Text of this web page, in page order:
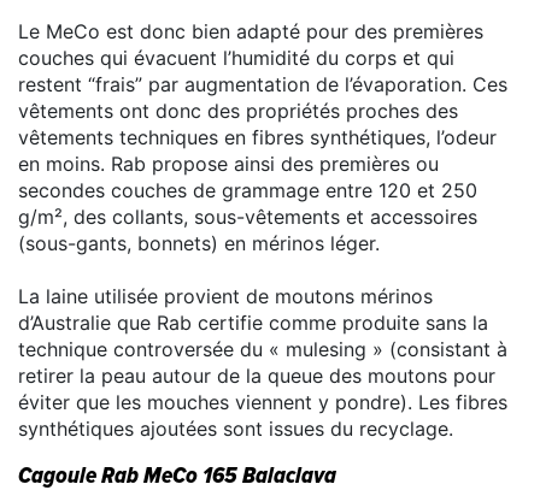
Le MeCo est donc bien adapté pour des premières
couches qui évacuent l’humidité du corps et qui
restent “frais” par augmentation de l’évaporation. Ces
vêtements ont donc des propriétés proches des
vêtements techniques en fibres synthétiques, l’odeur
en moins. Rab propose ainsi des premières ou
secondes couches de grammage entre 120 et 250
g/m², des collants, sous-vêtements et accessoires
(sous-gants, bonnets) en mérinos léger.
La laine utilisée provient de moutons mérinos
d’Australie que Rab certifie comme produite sans la
technique controversée du « mulesing » (consistant à
retirer la peau autour de la queue des moutons pour
éviter que les mouches viennent y pondre). Les fibres
synthétiques ajoutées sont issues du recyclage.
Cagoule Rab MeCo 165 Balaclava